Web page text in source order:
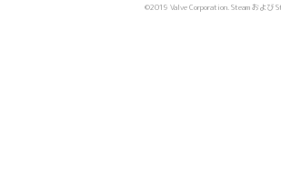
©2019 Valve Corporation. Steam および